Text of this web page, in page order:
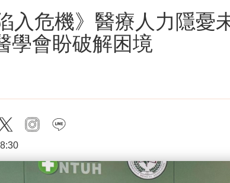
入危機》醫療人力隱憂
學會盼破解困境
twitter instagram